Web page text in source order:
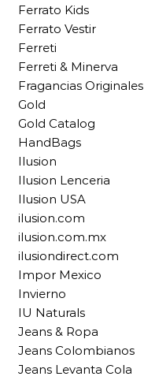
Ferrato Kids
Ferrato Vestir
Ferreti
Ferreti & Minerva
Fragancias Originales
Gold
Gold Catalog
HandBags
Ilusion
Ilusion Lenceria
Ilusion USA
ilusion.com
ilusion.com.mx
ilusiondirect.com
Impor Mexico
Invierno
IU Naturals
Jeans & Ropa
Jeans Colombianos
Jeans Levanta Cola